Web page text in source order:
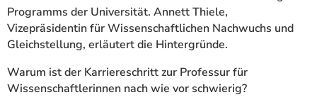
Programms der Universität. Annett Thiele,
Vizepräsidentin für Wissenschaftlichen Nachwuchs und
Gleichstellung, erläutert die Hintergründe.
Warum ist der Karriereschritt zur Professur für
Wissenschaftlerinnen nach wie vor schwierig?